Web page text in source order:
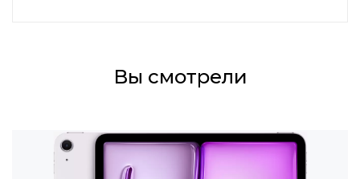
Вы смотрели